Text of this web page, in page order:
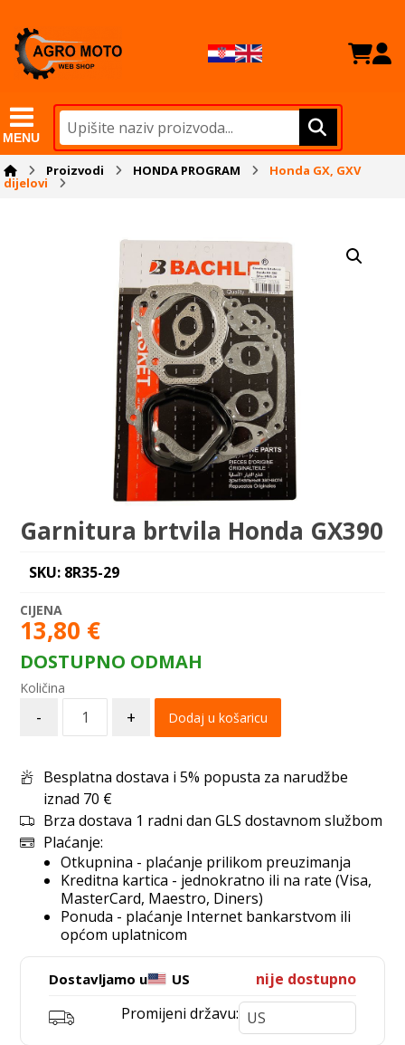
MENU
Proizvodi HONDA PROGRAM Honda GX, GXV
dijelovi
Garnitura brtvila Honda GX390
SKU: 8R35-29
13,80 €
DOSTUPNO ODMAH
- + Dodaj u košaricu
Besplatna dostava i 5% popusta za narudžbe
iznad 70 €
Brza dostava 1 radni dan GLS dostavnom službom
Plaćanje:
Otkupnina - plaćanje prilikom preuzimanja
Kreditna kartica - jednokratno ili na rate (Visa,
MasterCard, Maestro, Diners)
Ponuda - plaćanje Internet bankarstvom ili
općom uplatnicom
Dostavljamo u US
nije dostupno
Promijeni državu: